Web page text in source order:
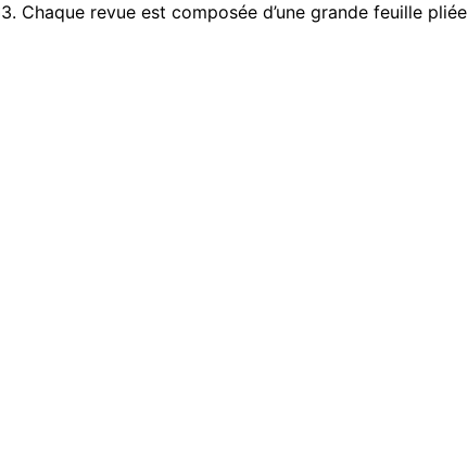
Chaque revue est composée d’une grande feuille pliée